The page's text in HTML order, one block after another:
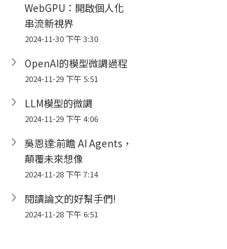
WebGPU：開啟個人化
串流新視界
2024-11-30 下午 3:30
OpenAI的模型微調過程
2024-11-29 下午 5:51
LLM模型的微調
2024-11-29 下午 4:06
吳恩達:前瞻 AI Agents，
顛覆未來想像
2024-11-28 下午 7:14
閱讀論文的好幫手們!
2024-11-28 下午 6:51